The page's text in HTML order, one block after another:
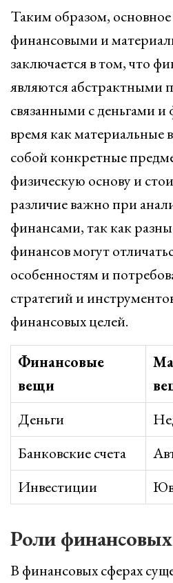
Таким образом,
финансовыми и
заключается в том, что
являются абстрактными
связанными с деньгами и
время как материальные
собой конкретные
физическую основу и
различие важно при
финансами, так как
финансов могут
особенностям и
стратегий и
финансовых целей.
Финансовые
вещи
Деньги
Банковские счета
Инвестиции
Роли
В финансовых сферах